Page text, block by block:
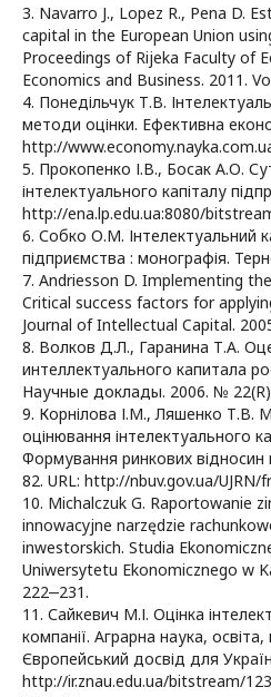
3. Navarro J., Lopez R., Pena D.
capital in the European Union
Proceedings of Rijeka Faculty of
Economics and Business. 2011.
4. Понедільчук Т.В.
методи оцінки. Ефективна
http://
5. Прокопенко І.В., Босак А.О.
інтелектуального капіталу
http://ena.lp.edu.ua:8080/
6. Собко О.М. Інтелектуальний
підприємства : монографія.
7. Andriesson D. Implementing
Critical success factors for
Journal of Intellectual Capital.
8. Волков Д.Л., Гаранина Т.А.
интеллектуального капитала
Научные доклады. 2006. №
9. Корнілова І.М., Ляшенко Т.В.
оцінювання інтелектуального
Формування ринкових відносин
82. URL: http://nbuv.gov.ua/UJRN/
10. Michalczuk G. Raportowanie
innowacyjne narzędzie
inwestorskich. Studia
Uniwersytetu Ekonomicznego w
222‒231.
11. Сайкевич М.І. Оцінка
компанії. Аграрна наука,
Європейський досвід для
http://ir.znau.edu.ua/bitstream/